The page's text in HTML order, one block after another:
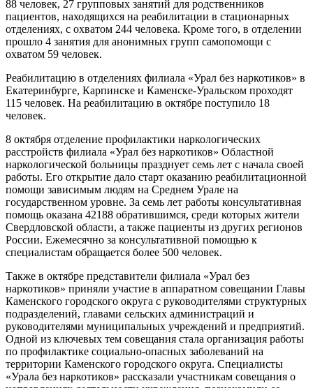
88 человек, 27 групповых занятий для родственников
пациентов, находящихся на реабилитации в стационарных
отделениях, с охватом 244 человека. Кроме того, в отделении
прошло 4 занятия для анонимных групп самопомощи с
охватом 59 человек.
Реабилитацию в отделениях филиала «Урал без наркотиков» в
Екатеринбурге, Карпинске и Каменске-Уральском проходят
115 человек. На реабилитацию в октябре поступило 18
человек.
8 октября отделение профилактики наркологических
расстройств филиала «Урал без наркотиков» Областной
наркологической больницы празднует семь лет с начала своей
работы. Его открытие дало старт оказанию реабилитационной
помощи зависимым людям на Среднем Урале на
государственном уровне. За семь лет работы консультативная
помощь оказана 42188 обратившимся, среди которых жители
Свердловской области, а также пациенты из других регионов
России. Ежемесячно за консультативной помощью к
специалистам обращается более 500 человек.
Также в октябре представители филиала «Урал без
наркотиков» приняли участие в аппаратном совещании Главы
Каменского городского округа с руководителями структурных
подразделений, главами сельских администраций и
руководителями муниципальных учреждений и предприятий.
Одной из ключевых тем совещания стала организация работы
по профилактике социально-опасных заболеваний на
территории Каменского городского округа. Специалисты
«Урала без наркотиков» рассказали участникам совещания о